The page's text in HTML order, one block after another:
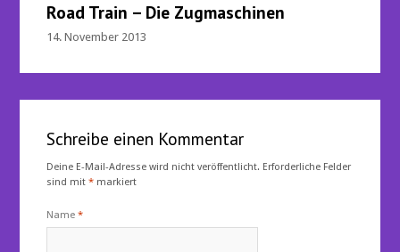
Road Train – Die Zugmaschinen
14. November 2013
Schreibe einen Kommentar
Deine E-Mail-Adresse wird nicht veröffentlicht. Erforderliche Felder
sind mit* markiert
Name*